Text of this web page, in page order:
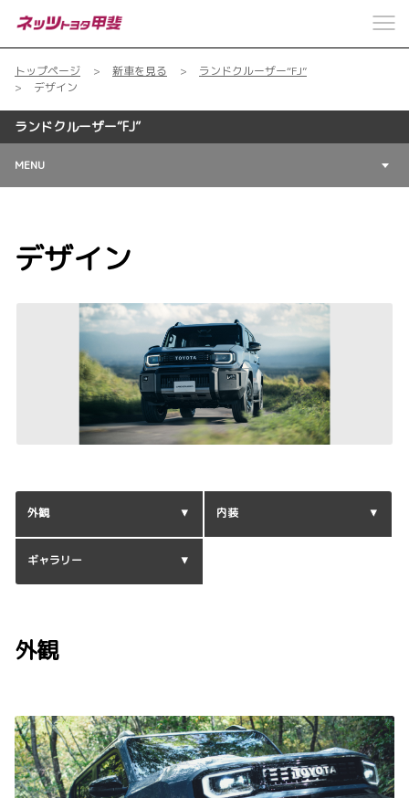
トップページ 新車を見る
ランドクルーザー“FJ”
デザイン
ランドクルーザー“FJ”
MENU
デザイン
外観 内装
ギャラリー
外観